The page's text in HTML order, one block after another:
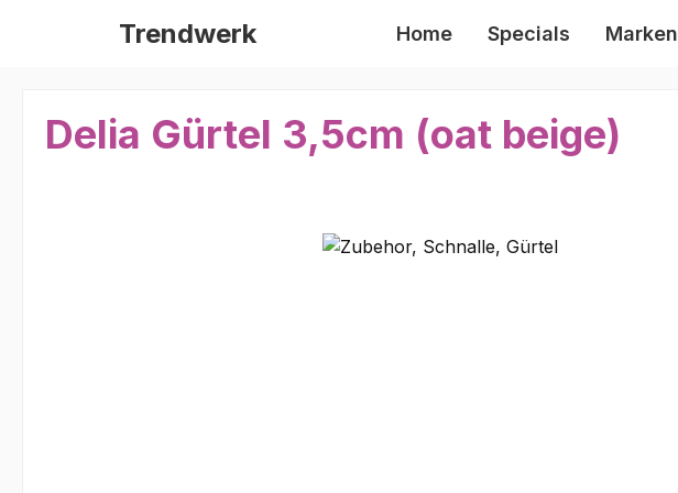
Hauptinhalt springen
Zur Suche springen
Zur Hauptnavigation springen
Trendwerk Home Specials Marken
Delia Gürtel 3,5cm (oat beige)